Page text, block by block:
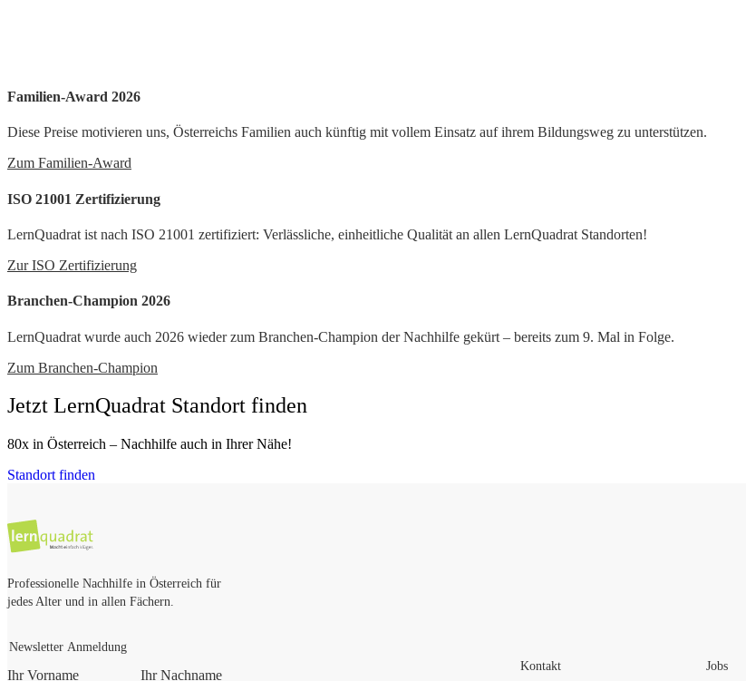
Familien-Award 2026
Diese Preise motivieren uns, Österreichs Familien auch künftig mit vollem Einsatz auf ihrem Bildungsweg zu unterstützen.
Zum Familien-Award
ISO 21001 Zertifizierung
LernQuadrat ist nach ISO 21001 zertifiziert: Verlässliche, einheitliche Qualität an allen LernQuadrat Standorten!
Zur ISO Zertifizierung
Branchen-Champion 2026
LernQuadrat wurde auch 2026 wieder zum Branchen-Champion der Nachhilfe gekürt – bereits zum 9. Mal in Folge.
Zum Branchen-Champion
Jetzt LernQuadrat Standort finden
80x in Österreich – Nachhilfe auch in Ihrer Nähe!
Standort finden
Professionelle Nachhilfe in Österreich für
jedes Alter und in allen Fächern.
Newsletter Anmeldung
Ihr Vorname Ihr Nachname
Kontakt Jobs